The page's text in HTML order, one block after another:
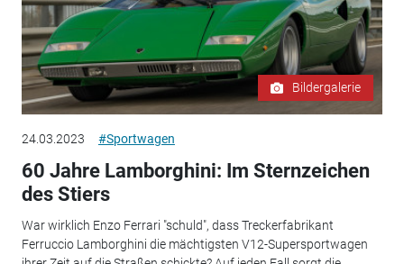
Bildergalerie
24.03.2023 #Sportwagen
60 Jahre Lamborghini: Im Sternzeichen
des Stiers
War wirklich Enzo Ferrari "schuld", dass Treckerfabrikant
Ferruccio Lamborghini die mächtigsten V12-Supersportwagen